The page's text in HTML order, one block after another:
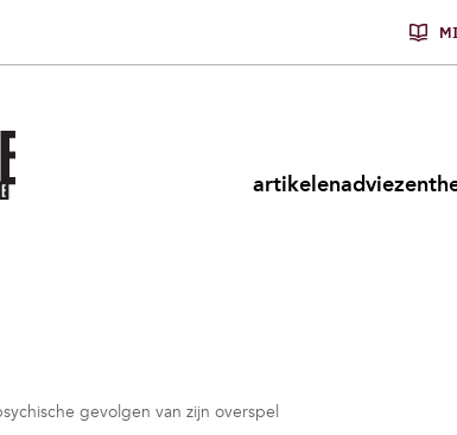
artikelenadviezen
gevolgen van zijn overspel